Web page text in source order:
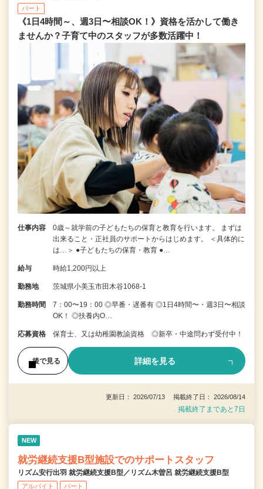
パート
《1日4時間～、週3日〜相談OK！》資格を活かして働き
ませんか？子育て中のスタッフが多数活躍中！
仕事内容
0歳～就学前の子どもたちの保育と教育を行います。 まずは
出来ること・正社員のサポートからはじめます。 ＜具体的に
は…＞ ●子どもたちの保育・教育 ●…
給与 時給1,200円以上
勤務地 茨城県小美玉市田木谷1068-1
勤務時間
7：00〜19：00 ◎早番・遅番有 ◎1日4時間〜・週3日〜相談
OK！ ◎扶養内O…
応募資格 保育士、又は幼稚園教諭資格 ◎新卒・中途問わず受付中！
後で見る 詳細を見る
更新日： 2026/07/13 掲載終了日： 2026/08/14
掲載終了まであと7日
NEW
就労継続支援B型施設でのサポートスタッフ
リズム安行出羽 就労継続支援B型／リズム木曽呂 就労継続支援B型
アルバイト パート